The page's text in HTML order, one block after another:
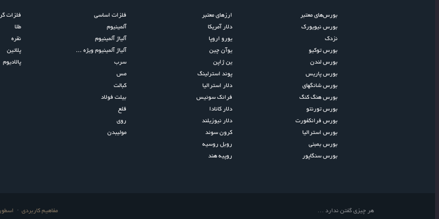
بورس‌های معتبر
بورس نیویورک
نزدک
بورس توکیو
بورس لندن
بورس پاریس
بورس شانگهای
بورس هنگ کنگ
بورس تورنتو
بورس فرانکفورت
بورس استرالیا
بورس بمبئی
بورس سنگاپور
ارزهای معتبر
دلار آمریکا
یورو اروپا
یوآن چین
ین ژاپن
پوند استرلینگ
دلار استرالیا
فرانک سوئیس
دلار کانادا
دلار نیوزیلند
کرون سوئد
روبل روسیه
روپیه هند
فلزات اساسی
آلمینیوم
آلیاژ آلمینیوم
آلیاژ آلمینیوم ویژه ...
سرب
مس
کبالت
بیلت فولاد
قلع
روی
مولیبدن
فلزات
طلا
نقره
پلاتین
پالادیوم
هر چیزی گفتن ندارد … مفاهیم کاربردی